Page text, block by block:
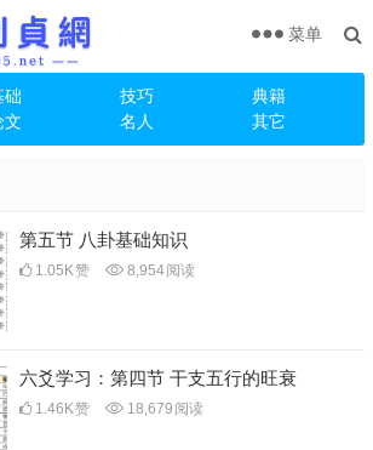
础 技巧
典籍
文 名人 其它
菜单
第五节 八卦基础知识
1.05K赞 8,954阅读
六爻学习：第四节 干支五行的旺衰
1.46K赞 18,679 阅读